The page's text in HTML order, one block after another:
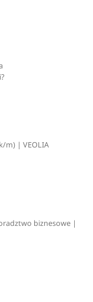
m) | VEOLIA
biznesowe |